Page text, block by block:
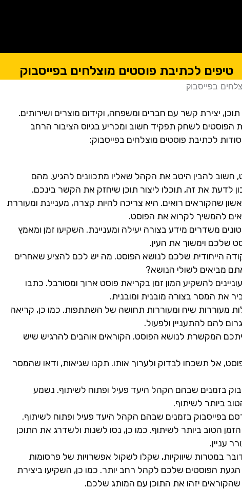
טיפים לכתיבת פוסטים מוצלחים בפייסבוק
בפייסבוק
יצירת קשר עם חברים ומשפחה, וקידום מוצרים ושירותים.
הפוסטים לשחק תפקיד חשוב ומכריע בגיוס הציבור הרחב
לכתיבת פוסטים מוצלחים בפייסבוק:
חשוב להבין היטב את הקהל שאליו מתכוונים להגיע. מהם
לדעת את זה, תוכלו ליצור תוכן שיחזק את הקשר בינכם.
שהקוראים רואים. היא צריכה להיות קצרה, מעניינת ומעוררת
להמשיך לקרוא את הפוסט.
משדרים מידע בצורה יעילה ומעניינת. השקיעו זמן ומאמץ
שלכם וימשוך את העין.
הייחודית שלכם לנושא הפוסט. מה יש לכם להציע שאחרים
מביאים לשולי הנושא?
להשקיע המון זמן בקריאת פוסט ארוך ומסורבל. כתבו
את המסר בצורה מובנית ומובנית.
מעוררות שיח ומעוררות תחושה של השתתפות. כמו כן, קריאה
להם להתעניין ולפעול.
המקשרת לנושא הפוסט. הקוראים אוהבים להרגיש שיש
אל תשכחו לבדוק ולערוך אותו. תקנו שגיאות, ודאו שהמסר
בזמנים שבהם הקהל היעד פעיל ופתוח לשיתוף. נשמע
ביותר לשיתוף.
בפייסבוק בזמנים שבהם הקהל היעד פעיל ופתוח לשיתוף.
הטוב ביותר לשיתוף. כמו כן, נסו לשנות ולשדרג את התוכן
עניין.
במטרות שיווקיות, שקלו לשקול אפשרויות של פרסומות
הגעת הפוסטים שלכם לקהל רחב יותר. כמו כן, השקיעו ביצירת
יזהו את התוכן עם המותג שלכם.